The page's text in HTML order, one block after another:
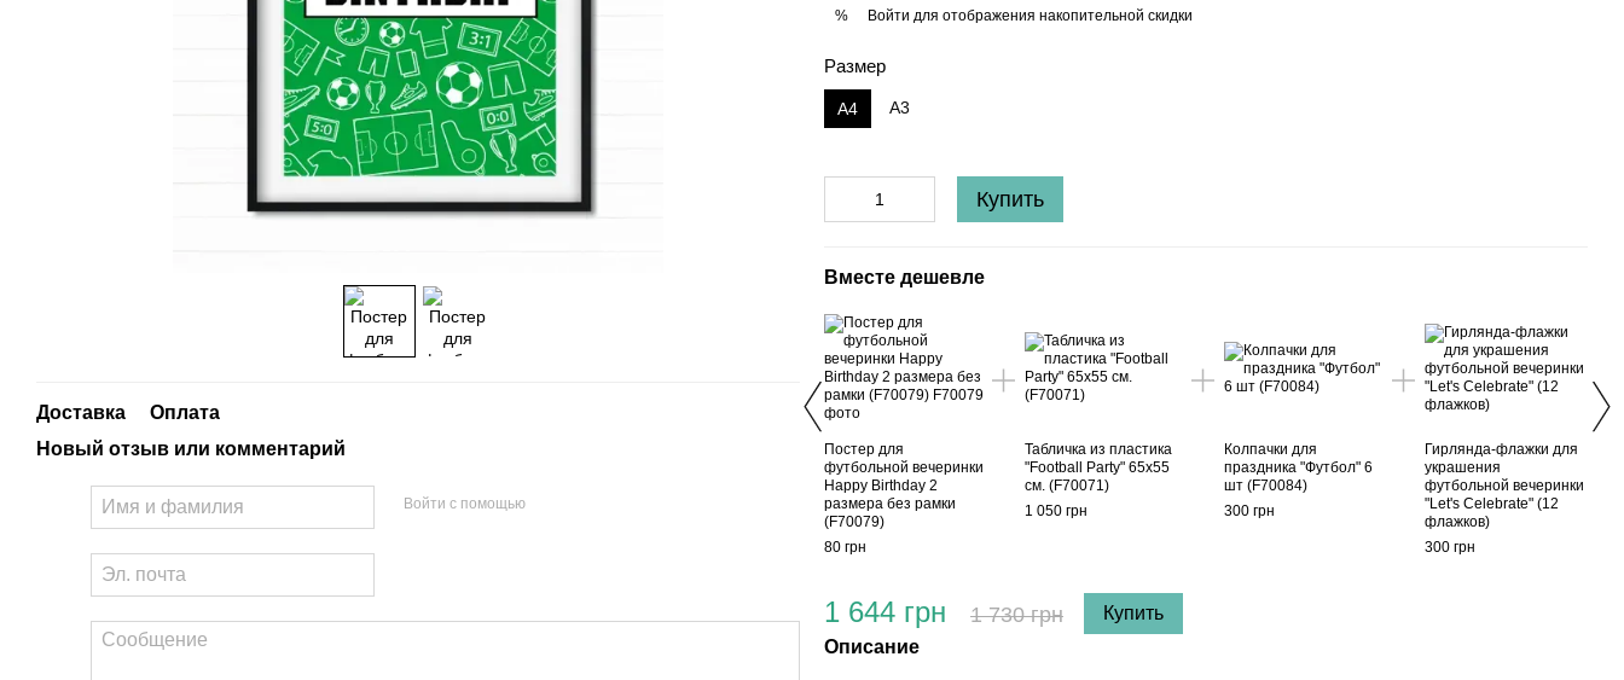
Доставка
Оплата
Новый отзыв или комментарий
Войти с помощью
% Войти для отображения накопительной скидки
Размер
A4 A3
Купить
Вместе дешевле
Постер для
футбольной вечеринки
Happy Birthday 2
размера без рамки
(F70079)
80 грн
Табличка из пластика
"Football Party" 65x55
см. (F70071)
1 050 грн
Колпачки для
праздника "Футбол" 6
шт (F70084)
300 грн
Гирлянда-флажки для
украшения
футбольной вечеринки
"Let's Celebrate" (12
флажков)
300 грн
1 644 грн 1 730 грн Купить
Описание